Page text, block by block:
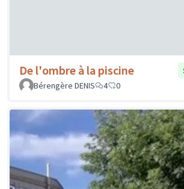
De l'ombre à la piscine
Bérengère DENIS
4 0